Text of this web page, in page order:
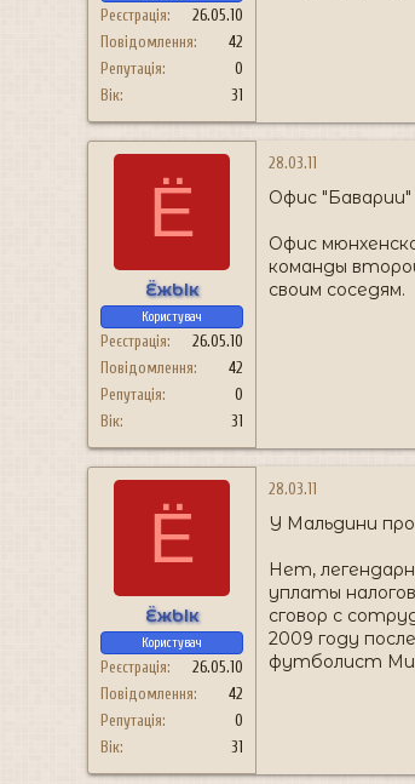
Реєстрація
26.05.10
Повідомлення
42
Репутація
0
Вік
31
Ё
ЁжЫк
Користувач
Реєстрація
26.05.10
Повідомлення
42
Репутація
0
Вік
31
28.03.11
Офис "Баварии"
Офис
команды
своим соседям.
Ё
ЁжЫк
Користувач
Реєстрація
26.05.10
Повідомлення
42
Репутація
0
Вік
31
28.03.11
У Мальдини
Нет,
уплаты
сговор с
2009 году
футболист